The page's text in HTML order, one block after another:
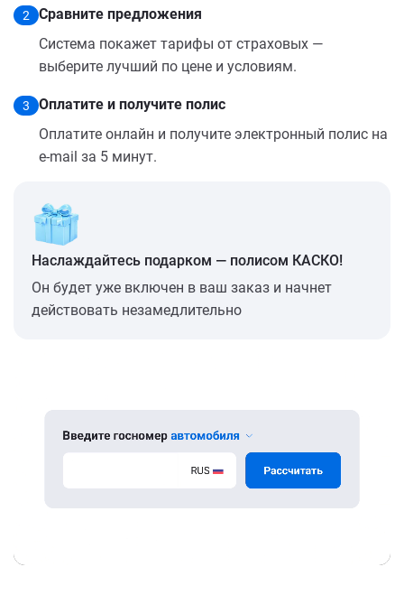
2
Сравните предложения
Система покажет тарифы от страховых —
выберите лучший по цене и условиям.
3
Оплатите и получите полис
Оплатите онлайн и получите электронный полис на
e-mail за 5 минут.
Наслаждайтесь подарком — полисом КАСКО!
Он будет уже включен в ваш заказ и начнет
действовать незамедлительно